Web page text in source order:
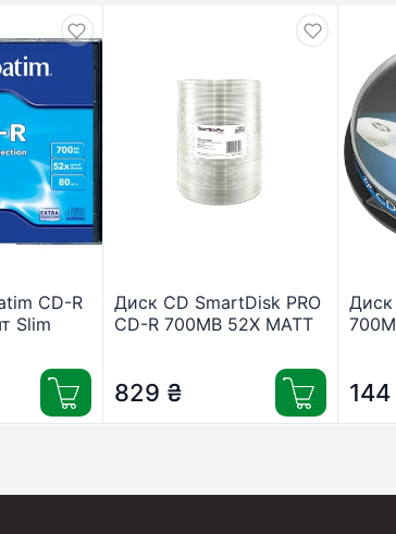
CD-R
Slim
Диск CD SmartDisk PRO
CD-R 700MB 52X MATT
829 ₴
Диск
144